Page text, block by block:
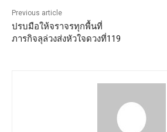
Previous article
ปรบมือให้จราจรทุกพื้นที่
ภารกิจลุล่วงส่งหัวใจดวงที่119